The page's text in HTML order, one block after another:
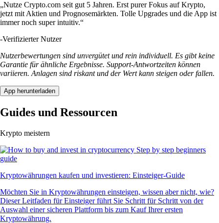
„Nutze Crypto.com seit gut 5 Jahren. Erst purer Fokus auf Krypto,
jetzt mit Aktien und Prognosemärkten. Tolle Upgrades und die App ist
immer noch super intuitiv.“
-Verifizierter Nutzer
Nutzerbewertungen sind unvergütet und rein individuell. Es gibt keine
Garantie für ähnliche Ergebnisse. Support-Antwortzeiten können
variieren. Anlagen sind riskant und der Wert kann steigen oder fallen.
App herunterladen
Guides und Ressourcen
Krypto meistern
Kryptowährungen kaufen und investieren: Einsteiger-Guide
Möchten Sie in Kryptowährungen einsteigen, wissen aber nicht, wie?
Dieser Leitfaden für Einsteiger führt Sie Schritt für Schritt von der
Auswahl einer sicheren Plattform bis zum Kauf Ihrer ersten
Kryptowährung.